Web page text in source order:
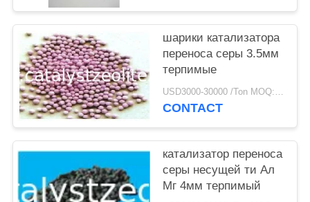
шарики катализатора
переноса серы 3.5мм
терпимые
USD3000-30000 /Ton MOQ:1 кг
CONTACT
катализатор переноса
серы несущей ти Ал
Мг 4мм терпимый